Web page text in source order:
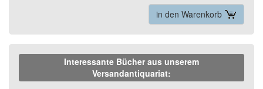
in den Warenkorb
Interessante Bücher aus unserem
Versandantiquariat: